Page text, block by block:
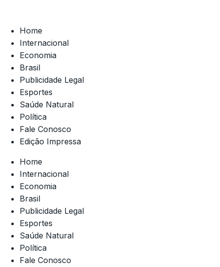
Home
Internacional
Economia
Brasil
Publicidade Legal
Esportes
Saúde Natural
Política
Fale Conosco
Edição Impressa
Home
Internacional
Economia
Brasil
Publicidade Legal
Esportes
Saúde Natural
Política
Fale Conosco